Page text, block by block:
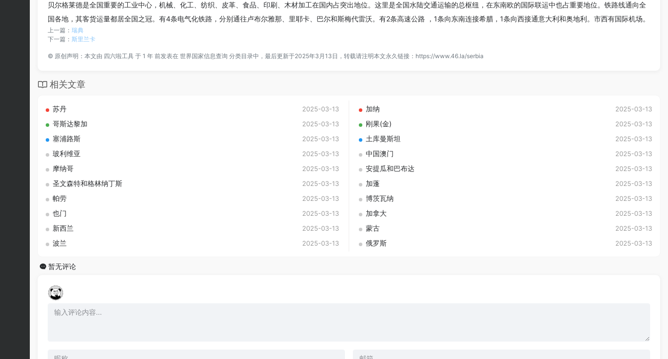
贝尔格莱德是全国重要的工业中心，机械、化工、纺织、皮革、食品、印刷、木材加工在国内占突出地位。这里是全国水陆交通运输的总枢纽，在东南欧的国际联运中也占重要地位。铁路线通向全
国各地，其客货运量都居全国之冠。有4条电气化铁路，分别通往卢布尔雅那、里耶卡、巴尔和斯梅代雷沃。有2条高速公路 ，1条向东南连接希腊，1条向西接通意大利和奥地利。市西有国际机场。
上一篇： 瑞典
下一篇： 斯里兰卡
© 原创声明：本文由 四六啦工具 于 1 年 前发表在 世界国家信息查询 分类目录中，最后更新于2025年3月13日，转载请注明本文永久链接： https://www.46.la/serbia
相关文章
苏丹 2025-03-13 加纳 2025-03-13
哥斯达黎加 2025-03-13 刚果(金) 2025-03-13
塞浦路斯 2025-03-13 土库曼斯坦 2025-03-13
玻利维亚 2025-03-13 中国澳门 2025-03-13
摩纳哥 2025-03-13 安提瓜和巴布达 2025-03-13
圣文森特和格林纳丁斯 2025-03-13 加蓬 2025-03-13
帕劳 2025-03-13 博茨瓦纳 2025-03-13
也门 2025-03-13 加拿大 2025-03-13
新西兰 2025-03-13 蒙古 2025-03-13
波兰 2025-03-13 俄罗斯 2025-03-13
暂无评论